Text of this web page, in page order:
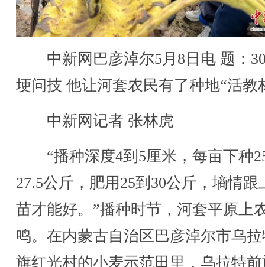
中新网巴彦淖尔5月8日电 题：
埂问技 他让河套农民有了种地“活教
中新网记者 张林虎
“播种深度4到5厘米，每亩下种
27.5公斤，肥用25到30公斤，墒情跟
苗才能好。”播种时节，河套平原上
鸣。在内蒙古自治区巴彦淖尔市乌
旗红光村的小麦示范田里，乌拉特